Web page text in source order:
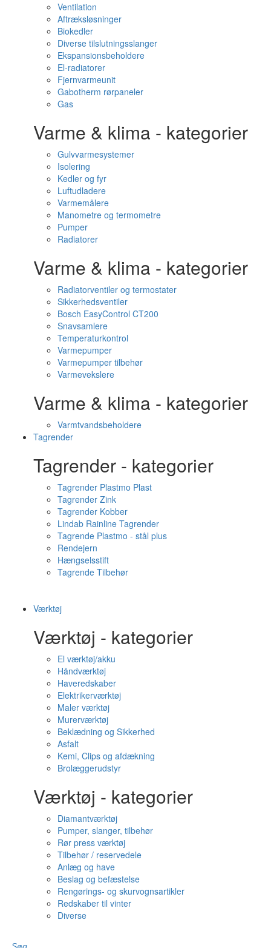
Ventilation
Aftræksløsninger
Biokedler
Diverse tilslutningsslanger
Ekspansionsbeholdere
El-radiatorer
Fjernvarmeunit
Gabotherm rørpaneler
Gas
Varme & klima - kategorier
Gulvvarmesystemer
Isolering
Kedler og fyr
Luftudladere
Varmemålere
Manometre og termometre
Pumper
Radiatorer
Varme & klima - kategorier
Radiatorventiler og termostater
Sikkerhedsventiler
Bosch EasyControl CT200
Snavsamlere
Temperaturkontrol
Varmepumper
Varmepumper tilbehør
Varmevekslere
Varme & klima - kategorier
Varmtvandsbeholdere
Tagrender
Tagrender - kategorier
Tagrender Plastmo Plast
Tagrender Zink
Tagrender Kobber
Lindab Rainline Tagrender
Tagrende Plastmo - stål plus
Rendejern
Hængselsstift
Tagrende Tilbehør
Værktøj
Værktøj - kategorier
El værktøj/akku
Håndværktøj
Haveredskaber
Elektrikerværktøj
Maler værktøj
Murerværktøj
Beklædning og Sikkerhed
Asfalt
Kemi, Clips og afdækning
Brolæggerudstyr
Værktøj - kategorier
Diamantværktøj
Pumper, slanger, tilbehør
Rør press værktøj
Tilbehør / reservedele
Anlæg og have
Beslag og befæstelse
Rengørings- og skurvognsartikler
Redskaber til vinter
Diverse